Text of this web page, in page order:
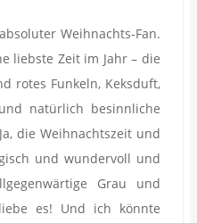
Weihnachts-Fan.
liebste Zeit im Jahr – die
rotes Funkeln, Keksduft,
natürlich besinnliche
die Weihnachtszeit und
und wundervoll und
Grau und
es! Und ich könnte